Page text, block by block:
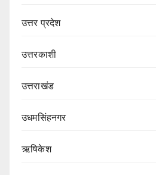
उत्तर प्रदेश
उत्तरकाशी
उत्तराखंड
उधमसिंहनगर
ऋषिकेश